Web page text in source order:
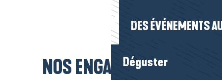
DES ÉVÉNEMENTS
Déguster
NOS ENGAGEMENTS